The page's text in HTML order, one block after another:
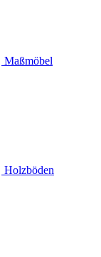
Maßmöbel
Holzböden